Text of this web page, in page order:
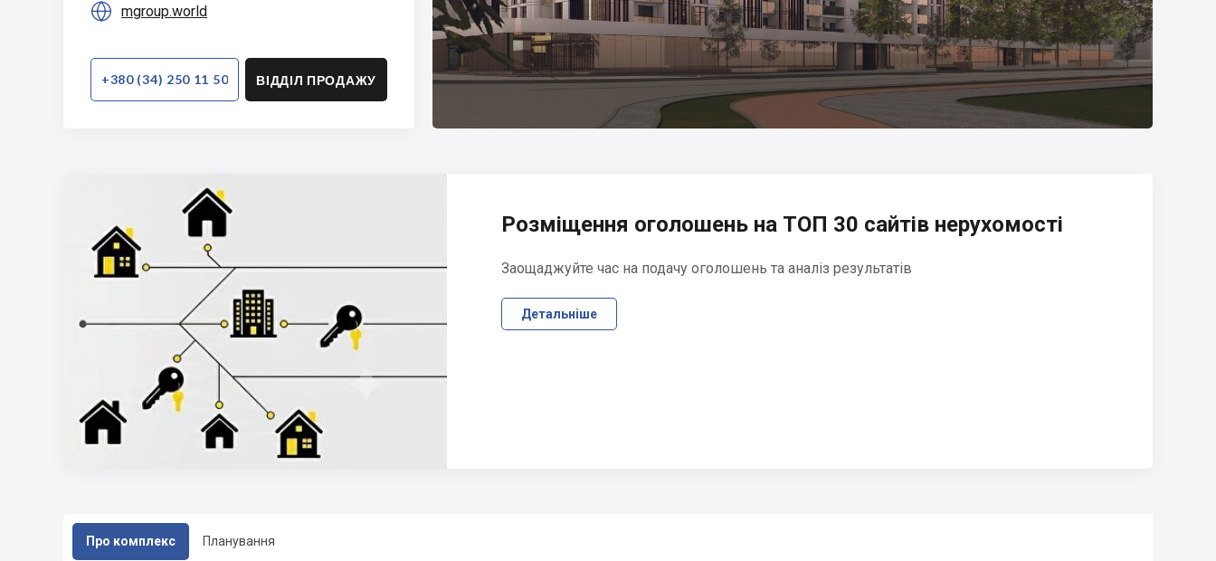
Про комплекс Планування
 mgroup.world
+380 (34) 250 11 50 ВІДДІЛ ПРОДАЖУ
Розміщення оголошень на ТОП 30 сайтів нерухомості
Заощаджуйте час на подачу оголошень та аналіз результатів
Детальніше